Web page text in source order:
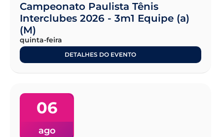
Campeonato Paulista Tênis
Interclubes 2026 - 3m1 Equipe (a)
(M)
quinta-feira
DETALHES DO EVENTO
06
ago